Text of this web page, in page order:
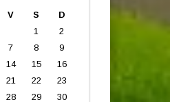
V S
D
1
2
7 8
9
14 15
16
21 22
23
28 29
30